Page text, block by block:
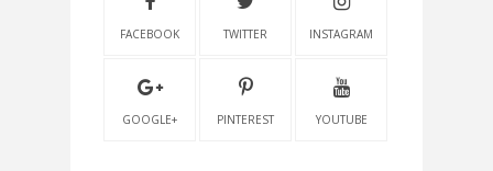
FACEBOOK TWITTER INSTAGRAM
GOOGLE+ PINTEREST YOUTUBE